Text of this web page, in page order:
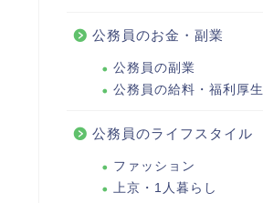
公務員のお金・副業
公務員の副業
公務員の給料・福利厚生
公務員のライフスタイル
ファッション
上京・1人暮らし